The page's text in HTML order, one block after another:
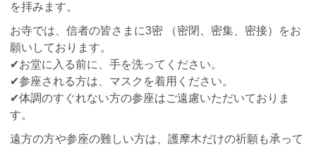
を拝みます。
お寺では、信者の皆さまに3密 （密閉、密集、密接）をお
願いしております。
✔お堂に入る前に、手を洗ってください。
✔参座される方は、マスクを着用ください。
✔体調のすぐれない方の参座はご遠慮いただいておりま
す。
遠方の方や参座の難しい方は、護摩木だけの祈願も承って